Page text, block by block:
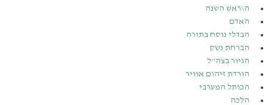
ה\ראש השנה
האדם
הבדלי נוסח בתורה
הברחת נשק
הגיור בצה”ל
הורדת זיהום אוויר
הכותל המערבי
הלכה